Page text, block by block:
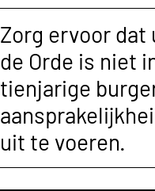
Zorg ervoor
de Orde is niet
tienjarige
uit te voeren.